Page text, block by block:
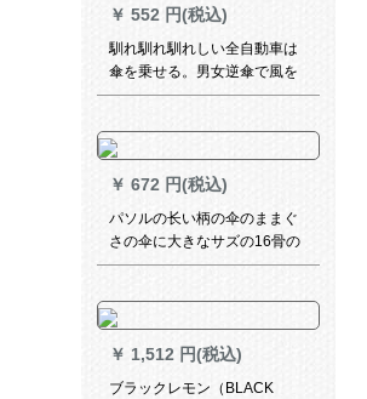
￥ 552 円(税込)
馴れ馴れ馴れしい全自動車は
傘を乗せる。男女逆傘で風を
防ぐために、折り畳み傘を補
傘で反射します。全自動逆傘
です。琥珀【生涯無料で新し
ものに交換します。】
￥ 672 円(税込)
パソルの长い柄の伞のままぐ
さの伞に大きなサズの16骨の
全自动半分をつけます。2人の
紫外线の晴雨を防ぎます。伞
の日伞のパソルビルです。
￥ 1,512 円(税込)
ブラックレモン（BLACK